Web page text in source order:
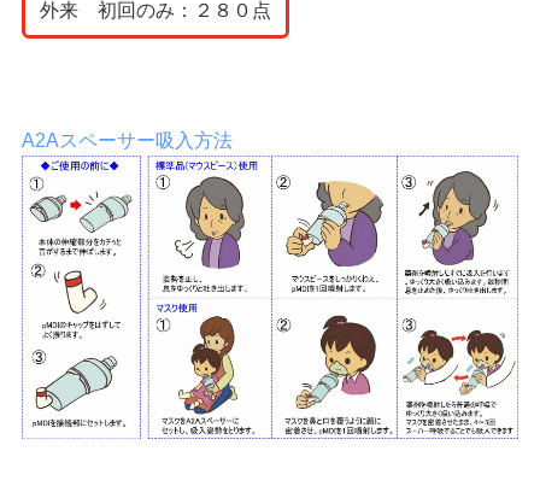
外来 初回のみ：２８０点
A2Aスペーサー吸入方法